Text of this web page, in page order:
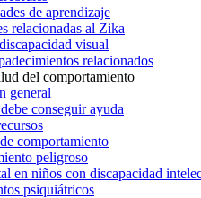
de aprendizaje
relacionadas al Zika
visual
relacionados
del comportamiento
general
conseguir ayuda
comportamiento
peligroso
en niños con discapacidad
psiquiátricos